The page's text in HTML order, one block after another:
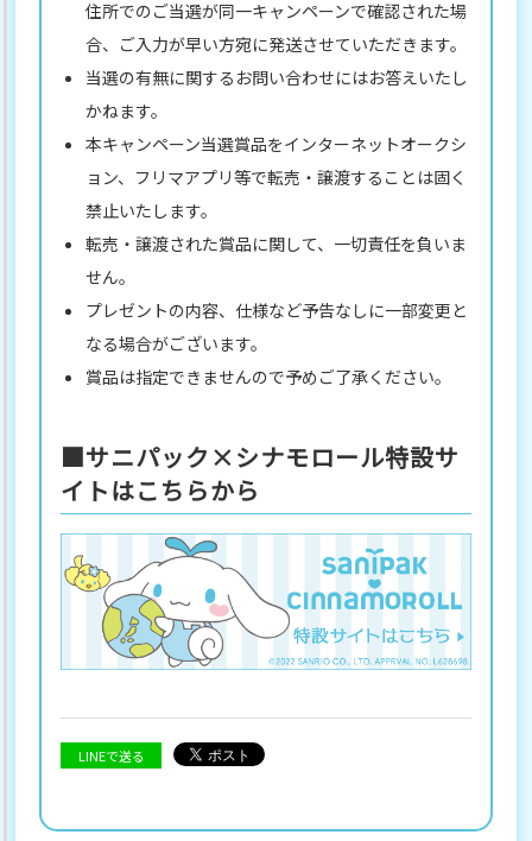
住所でのご当選が同一キャンペーンで確認された場
合、ご入力が早い方宛に発送させていただきます。
当選の有無に関するお問い合わせにはお答えいたし
かねます。
本キャンペーン当選賞品をインターネットオークシ
ョン、フリマアプリ等で転売・譲渡することは固く
禁止いたします。
転売・譲渡された賞品に関して、一切責任を負いま
せん。
プレゼントの内容、仕様など予告なしに一部変更と
なる場合がございます。
賞品は指定できませんので予めご了承ください。
■サニパック×シナモロール特設サ
イトはこちらから
LINEで送る